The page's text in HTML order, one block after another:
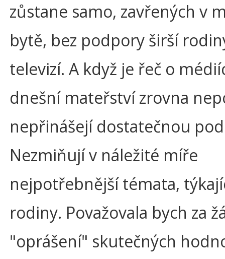
zůstane samo, zavřených v
bytě, bez podpory širší
televizí. A když je řeč o
dnešní mateřství zrovna
nepřinášejí dostatečnou
Nezmiňují v náležité míře
nejpotřebnější témata,
rodiny. Považovala bych za
"oprášení" skutečných